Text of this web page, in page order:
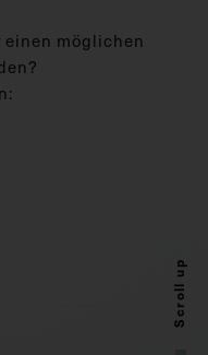
einen möglichen
Scroll up